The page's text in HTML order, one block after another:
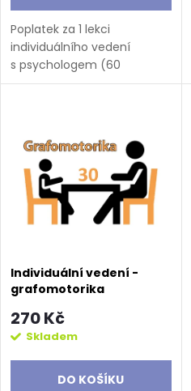
d
u
ů
Poplatek za 1 lekci
individuálního vedení
s psychologem (60
minut).Dle domluvy
Individuální vedení -
grafomotorika
270 Kč
Skladem
DO KOŠÍKU